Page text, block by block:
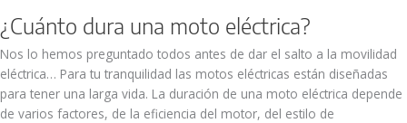
¿Cuánto dura una moto eléctrica?
Nos lo hemos preguntado todos antes de dar el salto a la movilidad
eléctrica… Para tu tranquilidad las motos eléctricas están diseñadas
para tener una larga vida. La duración de una moto eléctrica depende
de varios factores, de la eficiencia del motor, del estilo de